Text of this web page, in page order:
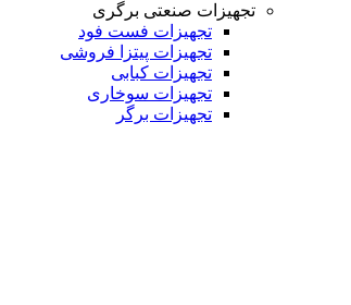
تجهیزات صنعتی برگری
تجهیزات فست فود
تجهیزات پیتزا فروشی
تجهیزات کبابی
تجهیزات سوخاری
تجهیزات برگر